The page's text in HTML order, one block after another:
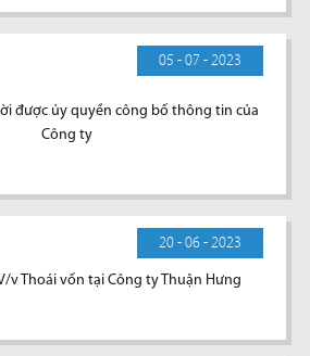
05 - 07 - 2023
được ủy quyền công bố thông tin của
Công ty
20 - 06 - 2023
v Thoái vốn tại Công ty Thuận Hưng